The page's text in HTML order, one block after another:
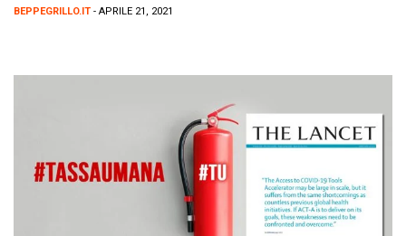
BEPPEGRILLO.IT - APRILE 21, 2021